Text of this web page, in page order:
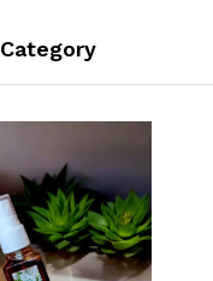
Category